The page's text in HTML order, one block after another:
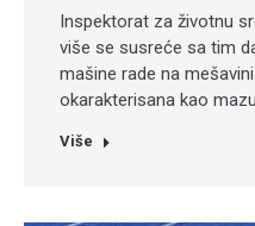
Inspektorat za životnu
više se susreće sa tim
mašine rade na
okarakterisana kao
Više